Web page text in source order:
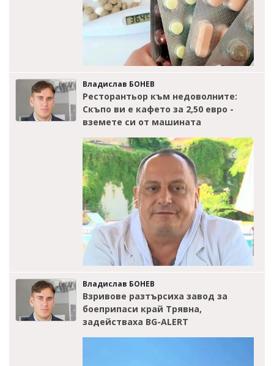
Владислав БОНЕВ
Ресторантьор към недоволните:
Скъпо ви е кафето за 2,50 евро -
вземете си от машината
Владислав БОНЕВ
Взривове разтърсиха завод за
боеприпаси край Трявна,
задействаха BG-ALERT